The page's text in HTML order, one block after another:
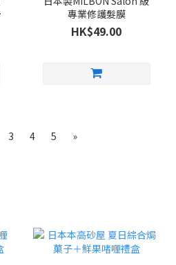
專業修護髮膜
HK$49.00
3 4 5 »